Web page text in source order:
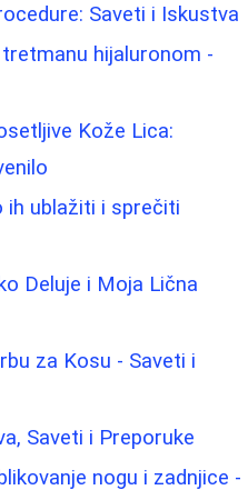
Saveti i Iskustva
hijaluronom -
Kože Lica:
ih ublažiti i sprečiti
Deluje i Moja Lična
za Kosu - Saveti i
Saveti i Preporuke
nogu i zadnjice -